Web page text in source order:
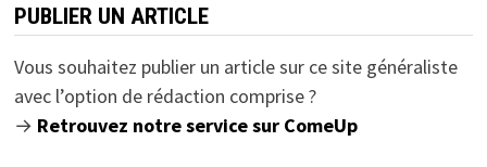
PUBLIER UN ARTICLE
Vous souhaitez publier un article sur ce site généraliste
avec l’option de rédaction comprise ?
→ Retrouvez notre service sur ComeUp